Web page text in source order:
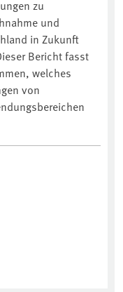
zu
und
in Zukunft
Bericht fasst
welches
von